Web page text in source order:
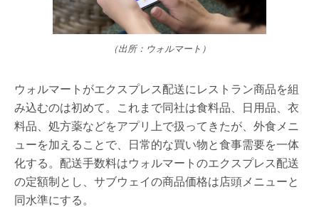
（出所：ウォルマート）
ウォルマートがエクスプレス配送にレストラン商品を組
み込むのは初めて。これまで同社は食料品、日用品、衣
料品、処方薬などをアプリ上で扱ってきたが、外食メニ
ューを加えることで、日常的な買い物と食事需要を一体
化する。配送手数料はウォルマートのエクスプレス配送
の定額制とし、サブウェイの商品価格は店頭メニューと
同水準にする。